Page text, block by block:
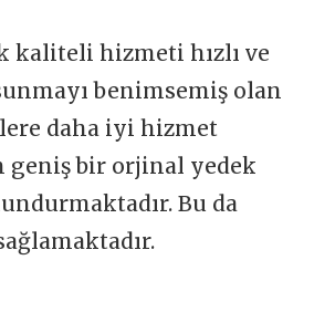
kaliteli hizmeti hızlı ve
benimsemiş olan
daha iyi hizmet
geniş bir orjinal yedek
Bu da